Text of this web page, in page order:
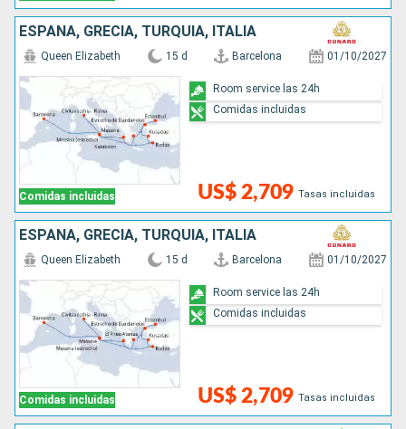
ESPAÑA, GRECIA, TURQUÍA, ITALIA
Comidas incluidas
Queen Elizabeth 15 d Barcelona 01/10/2027
US$ 2,709 Tasas incluidas
Room service las 24h
Comidas incluidas
ESPAÑA, GRECIA, TURQUÍA, ITALIA
Comidas incluidas
Queen Elizabeth 15 d Barcelona 01/10/2027
US$ 2,709 Tasas incluidas
Room service las 24h
Comidas incluidas